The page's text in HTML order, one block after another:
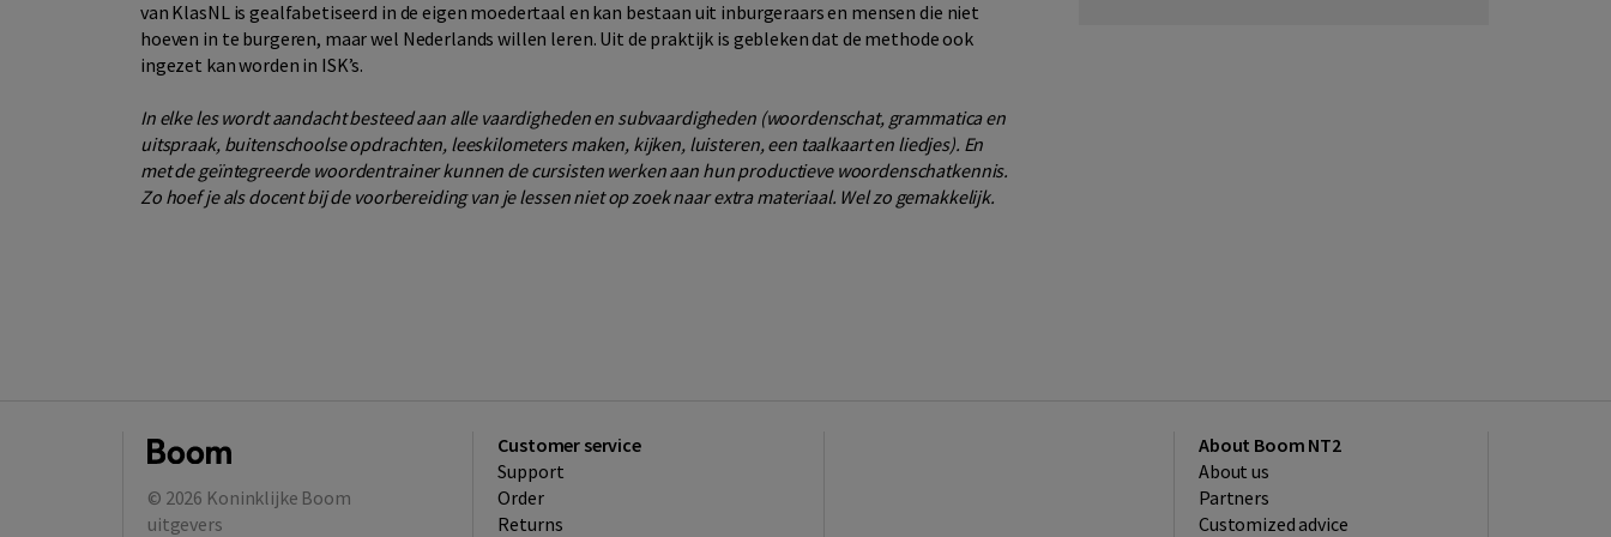
van KlasNL is gealfabetiseerd in de eigen moedertaal en kan bestaan uit inburgeraars en mensen die niet
hoeven in te burgeren, maar wel Nederlands willen leren. Uit de praktijk is gebleken dat de methode ook
ingezet kan worden in ISK’s.
In elke les wordt aandacht besteed aan alle vaardigheden en subvaardigheden (woordenschat, grammatica en
uitspraak, buitenschoolse opdrachten, leeskilometers maken, kijken, luisteren, een taalkaart en liedjes). En
met de geïntegreerde woordentrainer kunnen de cursisten werken aan hun productieve woordenschatkennis.
Zo hoef je als docent bij de voorbereiding van je lessen niet op zoek naar extra materiaal. Wel zo gemakkelijk.
© 2026 Koninklijke Boom
uitgevers
Customer service
Support
Order
Returns
About Boom NT2
About us
Partners
Customized advice